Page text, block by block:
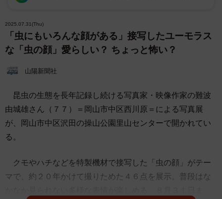
2025.07.31(Thu)
「虫にもいろんな顔がある」接写したユーモラス
な「虫の顔」愛らしい？ ちょっと怖い？
山陽新聞社
昆虫の生態を長年記録し続ける写真家・映像作家の難波
由城雄さん（７７）＝岡山市中区西川原＝による写真展
が、岡山市中区沢田の操山公園里山センターで開かれてい
る。
クモやハチなどを特製機材で接写した「虫の顔」がテー
マで、約２０年かけて撮りためた４６点を展示。普段はな